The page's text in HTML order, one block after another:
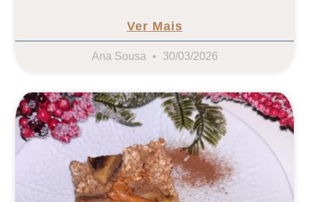
Ver Mais
Ana Sousa 30/03/2026